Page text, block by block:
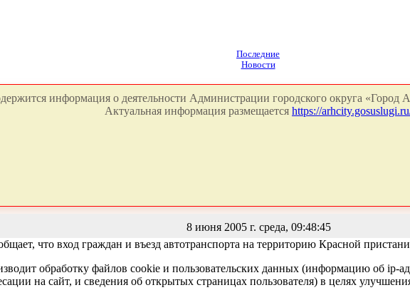
Последние
Новости
информация о деятельности Администрации городского округа «Город
Актуальная информация размещается https://
8 июня 2005 г. среда, 09:48:45
что вход граждан и въезд автотранспорта на территорию Красной
обработку файлов cookie и пользовательских данных (информацию об ip-
на сайт, и сведения об открытых страницах пользователя) в целях